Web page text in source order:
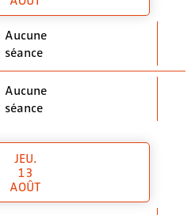
Aucune
séance
Aucune
séance
JEU.
13
AOÛT